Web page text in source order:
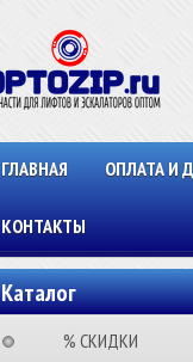
ГЛАВНАЯ ОПЛАТА И
КОНТАКТЫ
Каталог
⠀⠀⠀% СКИДКИ⠀⠀⠀⠀